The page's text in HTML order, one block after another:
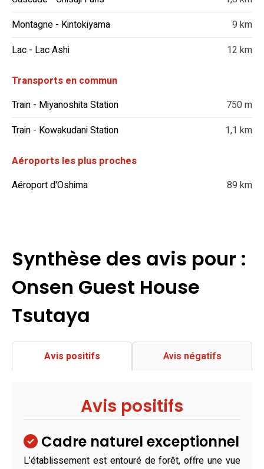
Montagne - Kintokiyama
9 km
Lac - Lac Ashi
12 km
Transports en commun
Train - Miyanoshita Station
750 m
Train - Kowakudani Station
1,1 km
Aéroports les plus proches
Aéroport d'Oshima
89 km
Synthèse des avis pour :
Onsen Guest House
Tsutaya
Avis positifs Avis négatifs
Avis positifs
Cadre naturel exceptionnel
L’établissement est entouré de forêt, offre une vue